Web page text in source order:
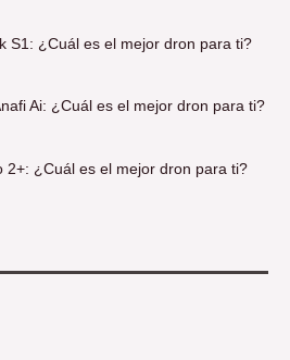
S1: ¿Cuál es el mejor dron para ti?
Ai: ¿Cuál es el mejor dron para ti?
2+: ¿Cuál es el mejor dron para ti?